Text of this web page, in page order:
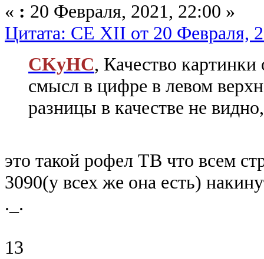
« : 20 Февраля, 2021, 22:00 »
Цитата: CE XII от 20 Февраля,
CKyHC, Качество
смысл в цифре в левом
разницы в качестве не
это такой рофел ТВ что всем
3090(у всех же она есть)
._.
13